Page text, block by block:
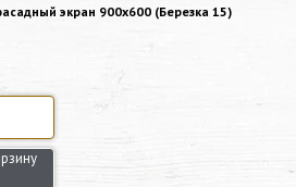
экран 900х600 (Березка 15)